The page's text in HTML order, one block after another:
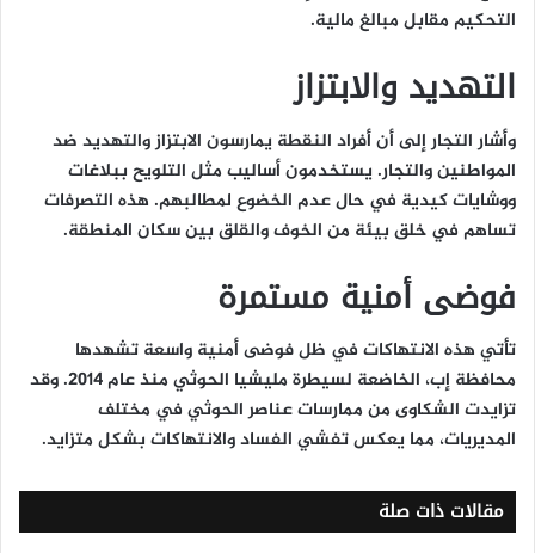
التحكيم مقابل مبالغ مالية.
التهديد والابتزاز
وأشار التجار إلى أن أفراد النقطة يمارسون الابتزاز والتهديد ضد
المواطنين والتجار. يستخدمون أساليب مثل التلويح ببلاغات
ووشايات كيدية في حال عدم الخضوع لمطالبهم. هذه التصرفات
تساهم في خلق بيئة من الخوف والقلق بين سكان المنطقة.
فوضى أمنية مستمرة
تأتي هذه الانتهاكات في ظل فوضى أمنية واسعة تشهدها
محافظة إب، الخاضعة لسيطرة مليشيا الحوثي منذ عام 2014. وقد
تزايدت الشكاوى من ممارسات عناصر الحوثي في مختلف
المديريات، مما يعكس تفشي الفساد والانتهاكات بشكل متزايد.
مقالات ذات صلة